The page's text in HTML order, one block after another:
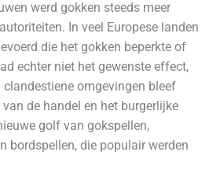
werd gokken steeds meer
In veel Europese landen
die het gokken beperkte of
echter niet het gewenste effect,
omgevingen bleef
de handel en het burgerlijke
golf van gokspellen,
bordspellen, die populair werden